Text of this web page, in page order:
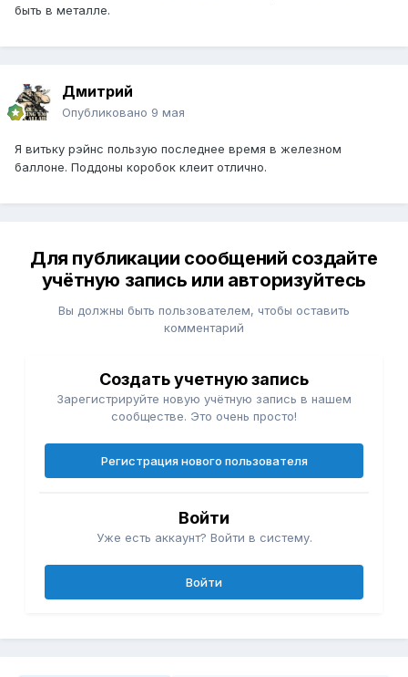
быть в металле.
Дмитрий
Опубликовано 9 мая
Я витьку рэйнс пользую последнее время в железном
баллоне. Поддоны коробок клеит отлично.
Для публикации сообщений создайте
учётную запись или авторизуйтесь
Вы должны быть пользователем, чтобы оставить
комментарий
Создать учетную запись
Зарегистрируйте новую учётную запись в нашем
сообществе. Это очень просто!
Регистрация нового пользователя
Войти
Уже есть аккаунт? Войти в систему.
Войти